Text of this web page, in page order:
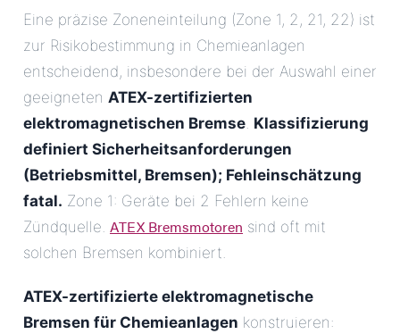
Eine präzise Zoneneinteilung (Zone 1, 2, 21, 22) ist
zur Risikobestimmung in Chemieanlagen
entscheidend, insbesondere bei der Auswahl einer
geeigneten ATEX-zertifizierten
elektromagnetischen Bremse. Klassifizierung
definiert Sicherheitsanforderungen
(Betriebsmittel, Bremsen); Fehleinschätzung
fatal. Zone 1: Geräte bei 2 Fehlern keine
Zündquelle. ATEX Bremsmotoren sind oft mit
solchen Bremsen kombiniert.
ATEX-zertifizierte elektromagnetische
Bremsen für Chemieanlagen konstruieren: